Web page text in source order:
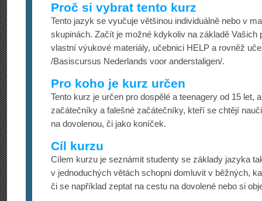
Proč si vybrat tento kurz
Tento jazyk se vyučuje většinou individuálně nebo v
skupinách. Začít je možné kdykoliv na základě Vašich
vlastní výukové materiály, učebnici HELP a rovněž
/Basiscursus Nederlands voor anderstaligen/.
Pro koho je kurz určen
Tento kurz je určen pro dospělé a teenagery od 15 let,
začátečníky a falešné začátečníky, kteří se chtějí
na dovolenou, či jako koníček.
Cíl kurzu
Cílem kurzu je seznámit studenty se základy jazyka
v jednoduchých větách schopni domluvit v běžných,
či se například zeptat na cestu na dovolené nebo si